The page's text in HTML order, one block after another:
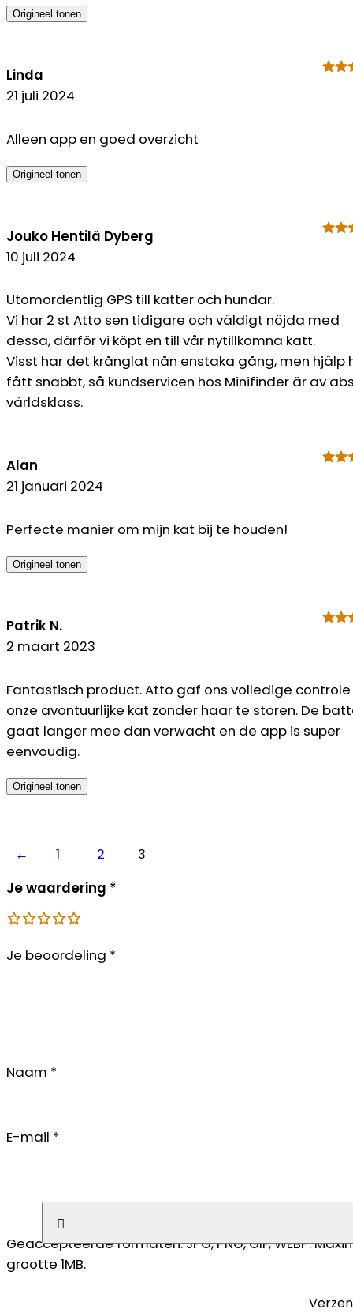
Origineel tonen
Linda
21 juli 2024
Alleen app en goed overzicht
Origineel tonen
Jouko Hentilä Dyberg
10 juli 2024
Utomordentlig GPS till katter och hundar.
Vi har 2 st Atto sen tidigare och väldigt nöjda med
dessa, därför vi köpt en till vår nytillkomna katt.
Visst har det krånglat nån enstaka gång, men hjälp
fått snabbt, så kundservicen hos Minifinder är av
världsklass.
Alan
21 januari 2024
Perfecte manier om mijn kat bij te houden!
Origineel tonen
Patrik N.
2 maart 2023
Fantastisch product. Atto gaf ons volledige
onze avontuurlijke kat zonder haar te storen. De
gaat langer mee dan verwacht en de app is super
eenvoudig.
Origineel tonen
← 1 2
3
Je waardering *
Je beoordeling *
Naam *
E-mail *
Geaccepteerde formaten: JPG, PNG, GIF, WEBP.
grootte 1MB.